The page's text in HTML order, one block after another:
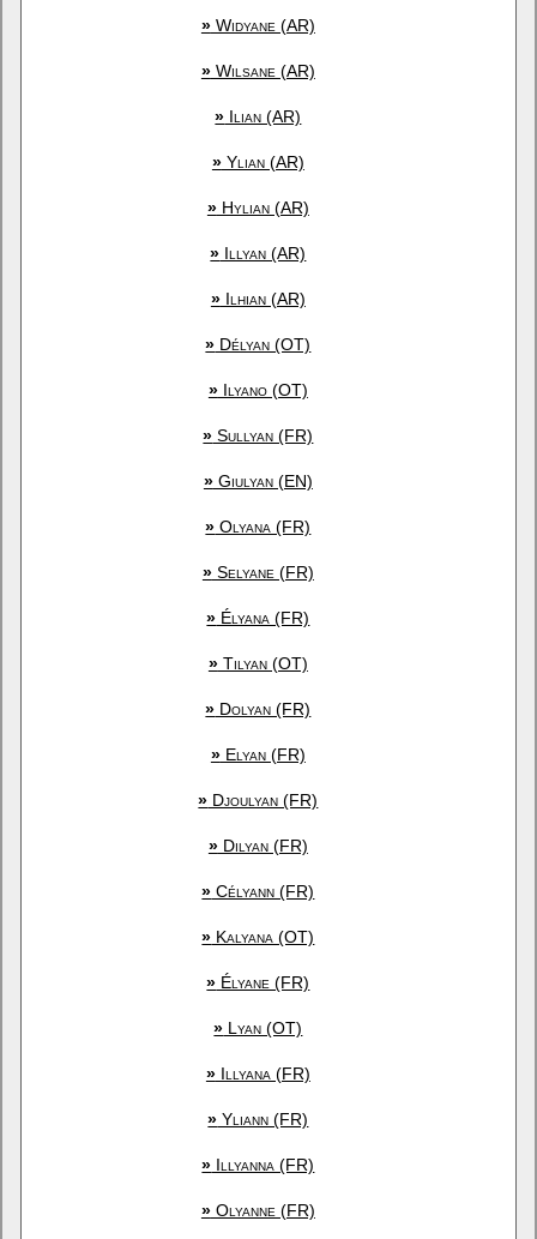
»Widyane (AR)
»Wilsane (AR)
» Ilian (AR)
»Ylian (AR)
»Hylian (AR)
» Illyan (AR)
»Ilhian (AR)
» Délyan (OT)
»Ilyano (OT)
» Sullyan (FR)
»Giulyan (EN)
» Olyana (FR)
»Selyane (FR)
» Élyana (FR)
»Tilyan (OT)
» Dolyan (FR)
»Elyan (FR)
» Djoulyan (FR)
»Dilyan (FR)
» Célyann (FR)
» Kalyana (OT)
» Élyane (FR)
» Lyan (OT)
»Illyana (FR)
» Yliann (FR)
» Illyanna (FR)
»Olyanne (FR)